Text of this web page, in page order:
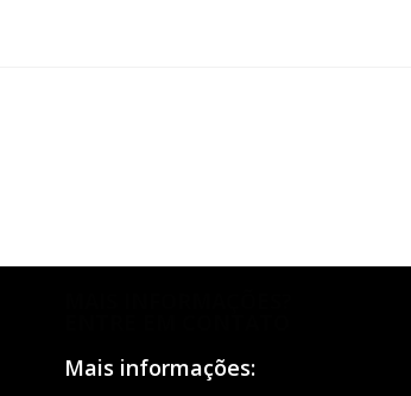
Mais informações: